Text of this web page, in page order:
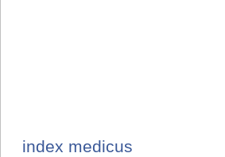
index medicus